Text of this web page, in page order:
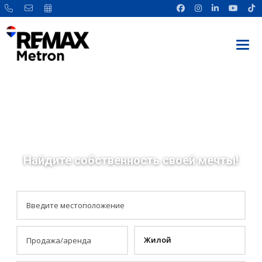
Найдите собственность своей мечты!
Жилой